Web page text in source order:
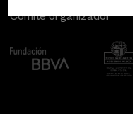
Comité organizador